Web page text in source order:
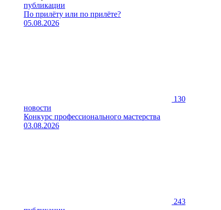
публикации
По прилёту или по прилёте?
05.08.2026
130
новости
Конкурс профессионального мастерства
03.08.2026
243